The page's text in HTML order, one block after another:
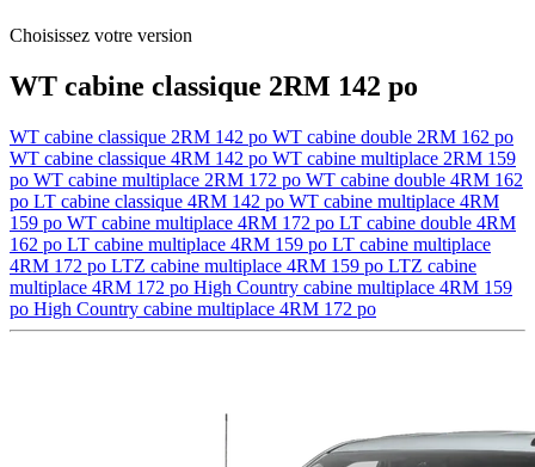
Choisissez votre version
WT cabine classique 2RM 142 po
WT cabine classique 2RM 142 po WT cabine double 2RM 162 po
WT cabine classique 4RM 142 po WT cabine multiplace 2RM 159
po WT cabine multiplace 2RM 172 po WT cabine double 4RM 162
po LT cabine classique 4RM 142 po WT cabine multiplace 4RM
159 po WT cabine multiplace 4RM 172 po LT cabine double 4RM
162 po LT cabine multiplace 4RM 159 po LT cabine multiplace
4RM 172 po LTZ cabine multiplace 4RM 159 po LTZ cabine
multiplace 4RM 172 po High Country cabine multiplace 4RM 159
po High Country cabine multiplace 4RM 172 po